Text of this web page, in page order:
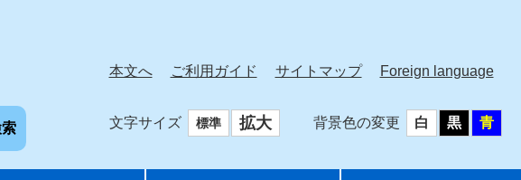
本文へ ご利用ガイド サイトマップ Foreign language
文字サイズ 標準 拡大 背景色の変更 白 黒 青